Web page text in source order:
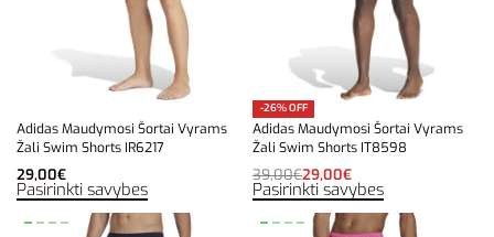
Adidas Maudymosi Šortai Vyrams
Žali Swim Shorts IR6217
29,00€
Pasirinkti savybes
-26% OFF
Adidas Maudymosi Šortai Vyrams
Žali Swim Shorts IT8598
39,00€29,00€
Pasirinkti savybes